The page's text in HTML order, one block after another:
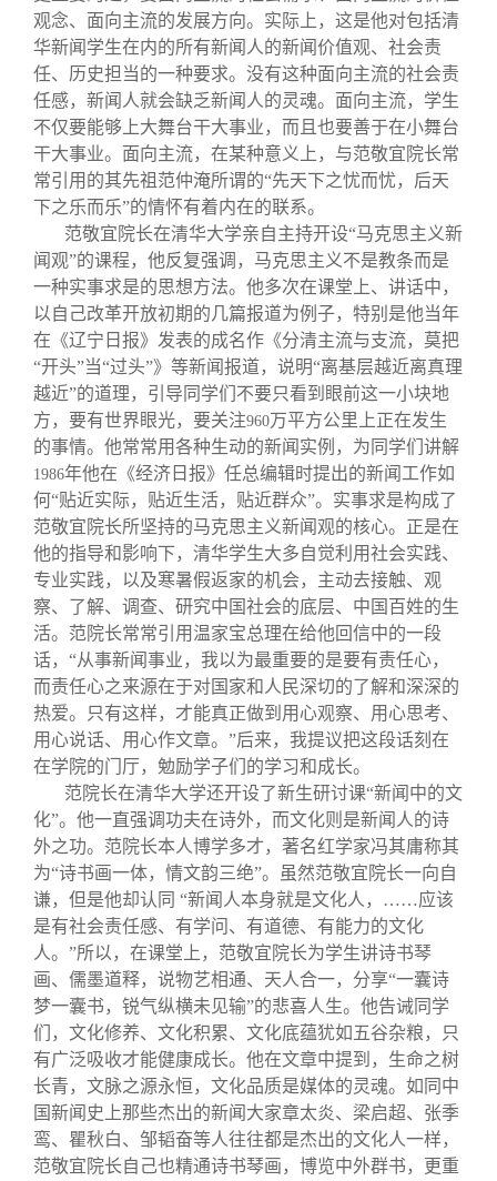
观念、面向主流的发展方向。实际上，这是他对包括清
华新闻学生在内的所有新闻人的新闻价值观、社会责
任、历史担当的一种要求。没有这种面向主流的社会责
任感，新闻人就会缺乏新闻人的灵魂。面向主流，学生
不仅要能够上大舞台干大事业，而且也要善于在小舞台
干大事业。面向主流，在某种意义上，与范敬宜院长常
常引用的其先祖范仲淹所谓的“先天下之忧而忧，后天
下之乐而乐”的情怀有着内在的联系。
范敬宜院长在清华大学亲自主持开设“马克思主义新
闻观”的课程，他反复强调，马克思主义不是教条而是
一种实事求是的思想方法。他多次在课堂上、讲话中，
以自己改革开放初期的几篇报道为例子，特别是他当年
在《辽宁日报》发表的成名作《分清主流与支流，莫把
“开头”当“过头”》等新闻报道，说明“离基层越近离真理
越近”的道理，引导同学们不要只看到眼前这一小块地
方，要有世界眼光，要关注960万平方公里上正在发生
的事情。他常常用各种生动的新闻实例，为同学们讲解
1986年他在《经济日报》任总编辑时提出的新闻工作如
何“贴近实际，贴近生活，贴近群众”。实事求是构成了
范敬宜院长所坚持的马克思主义新闻观的核心。正是在
他的指导和影响下，清华学生大多自觉利用社会实践、
专业实践，以及寒暑假返家的机会，主动去接触、观
察、了解、调查、研究中国社会的底层、中国百姓的生
活。范院长常常引用温家宝总理在给他回信中的一段
话，“从事新闻事业，我以为最重要的是要有责任心，
而责任心之来源在于对国家和人民深切的了解和深深的
热爱。只有这样，才能真正做到用心观察、用心思考、
用心说话、用心作文章。”后来，我提议把这段话刻在
在学院的门厅，勉励学子们的学习和成长。
范院长在清华大学还开设了新生研讨课“新闻中的文
化”。他一直强调功夫在诗外，而文化则是新闻人的诗
外之功。范院长本人博学多才，著名红学家冯其庸称其
为“诗书画一体，情文韵三绝”。虽然范敬宜院长一向自
谦，但是他却认同 “新闻人本身就是文化人，……应该
是有社会责任感、有学问、有道德、有能力的文化
人。”所以，在课堂上，范敬宜院长为学生讲诗书琴
画、儒墨道释，说物艺相通、天人合一，分享“一囊诗
梦一囊书，锐气纵横未见输”的悲喜人生。他告诫同学
们，文化修养、文化积累、文化底蕴犹如五谷杂粮，只
有广泛吸收才能健康成长。他在文章中提到，生命之树
长青，文脉之源永恒，文化品质是媒体的灵魂。如同中
国新闻史上那些杰出的新闻大家章太炎、梁启超、张季
鸾、瞿秋白、邹韬奋等人往往都是杰出的文化人一样，
范敬宜院长自己也精通诗书琴画，博览中外群书，更重